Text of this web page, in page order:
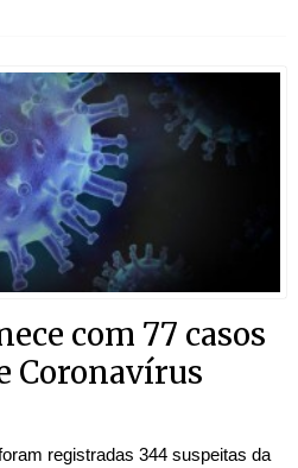
com 77 casos
Coronavírus
registradas 344 suspeitas da